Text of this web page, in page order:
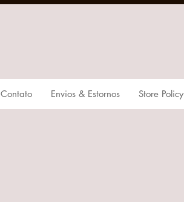
Contato Envios & Estornos Store Policy